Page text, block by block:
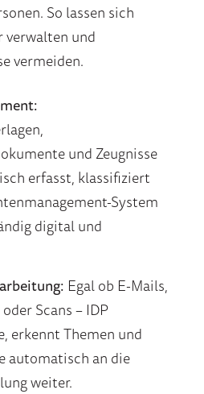
So lassen sich
verwalten und
vermeiden.
und Zeugnisse
erfasst, klassifiziert
System
digital und
Egal ob E-Mails,
Scans – IDP
erkennt Themen und
automatisch an die
weiter.